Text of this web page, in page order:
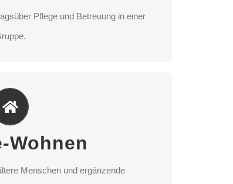
Pflege und Betreuung in einer
Wohnen
Menschen und ergänzende
Wohnen
Menschen und ergänzende